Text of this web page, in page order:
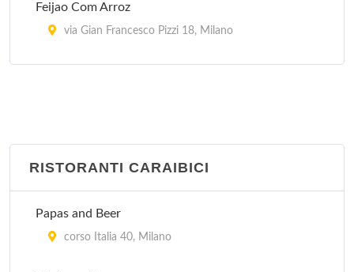
Feijao Com Arroz
via Gian Francesco Pizzi 18, Milano
via Gaetana Agnesi 17, Milano
RISTORANTI CARAIBICI
Papas and Beer
corso Italia 40, Milano